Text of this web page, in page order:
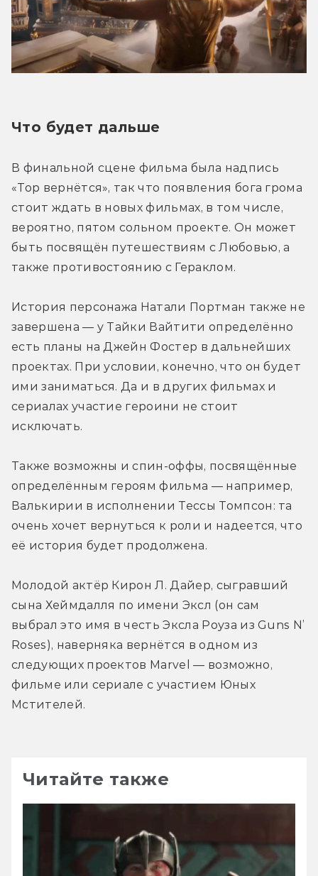
Что будет дальше
В финальной сцене фильма была надпись
«Тор вернётся», так что появления бога грома
стоит ждать в новых фильмах, в том числе,
вероятно, пятом сольном проекте. Он может
быть посвящён путешествиям с Любовью, а
также противостоянию с Гераклом.
История персонажа Натали Портман также не
завершена — у Тайки Вайтити определённо
есть планы на Джейн Фостер в дальнейших
проектах. При условии, конечно, что он будет
ими заниматься. Да и в других фильмах и
сериалах участие героини не стоит
исключать.
Также возможны и спин-оффы, посвящённые
определённым героям фильма — например,
Валькирии в исполнении Тессы Томпсон: та
очень хочет вернуться к роли и надеется, что
её история будет продолжена.
Молодой актёр Кирон Л. Дайер, сыгравший
сына Хеймдалля по имени Эксл (он сам
выбрал это имя в честь Эксла Роуза из Guns N’
Roses), наверняка вернётся в одном из
следующих проектов Marvel — возможно,
фильме или сериале с участием Юных
Мстителей.
Читайте также